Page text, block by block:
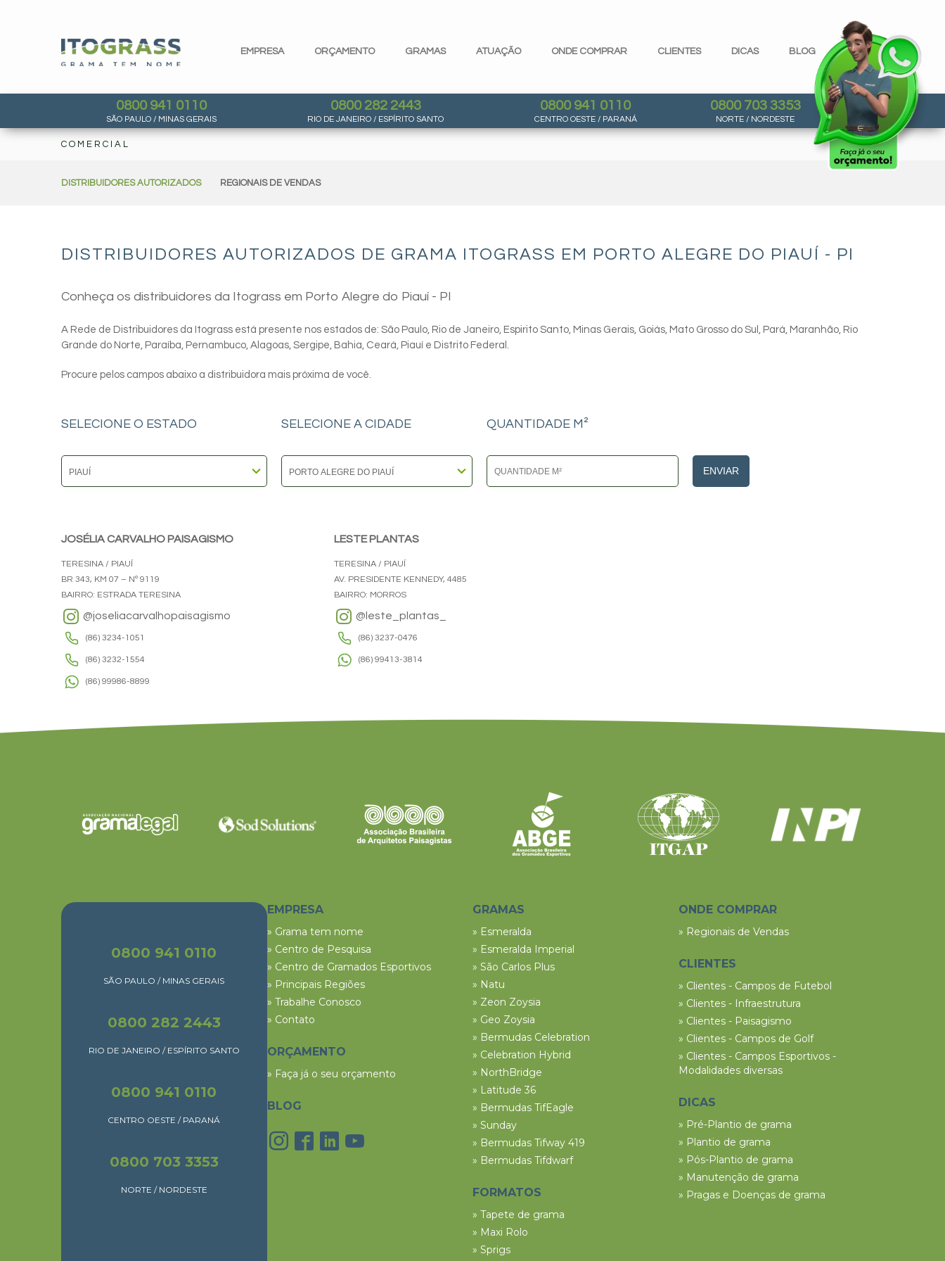
EMPRESA ORÇAMENTO GRAMAS ATUAÇÃO ONDE COMPRAR CLIENTES DICAS BLOG
0800 941 0110
SÃO PAULO / MINAS GERAIS
0800 282 2443
RIO DE JANEIRO / ESPÍRITO SANTO
0800 941 0110
CENTRO OESTE / PARANÁ
0800 703 3353
NORTE / NORDESTE
COMERCIAL
DISTRIBUIDORES AUTORIZADOS REGIONAIS DE VENDAS
DISTRIBUIDORES AUTORIZADOS DE GRAMA ITOGRASS EM PORTO ALEGRE DO PIAUÍ - PI
Conheça os distribuidores da Itograss em Porto Alegre do Piauí - PI
A Rede de Distribuidores da Itograss está presente nos estados de: São Paulo, Rio de Janeiro, Espirito Santo, Minas Gerais, Goiás, Mato Grosso do Sul, Pará, Maranhão, Rio
Grande do Norte, Paraíba, Pernambuco, Alagoas, Sergipe, Bahia, Ceará, Piauí e Distrito Federal.
Procure pelos campos abaixo a distribuidora mais próxima de você.
SELECIONE O ESTADO SELECIONE A CIDADE QUANTIDADE M²
ENVIAR
JOSÉLIA CARVALHO PAISAGISMO
TERESINA / PIAUÍ
BR 343, KM 07 – Nº 9119
BAIRRO: ESTRADA TERESINA
@joseliacarvalhopaisagismo
(86) 3234-1051
(86) 3232-1554
(86) 99986-8899
LESTE PLANTAS
TERESINA / PIAUÍ
AV. PRESIDENTE KENNEDY, 4485
BAIRRO: MORROS
@leste_plantas_
(86) 3237-0476
(86) 99413-3814
0800 941 0110
SÃO PAULO / MINAS GERAIS
0800 282 2443
RIO DE JANEIRO / ESPÍRITO SANTO
0800 941 0110
CENTRO OESTE / PARANÁ
0800 703 3353
NORTE / NORDESTE
EMPRESA
» Grama tem nome
» Centro de Pesquisa
» Centro de Gramados Esportivos
» Principais Regiões
» Trabalhe Conosco
» Contato
ORÇAMENTO
» Faça já o seu orçamento
BLOG
GRAMAS
» Esmeralda
» Esmeralda Imperial
» São Carlos Plus
» Natu
» Zeon Zoysia
» Geo Zoysia
» Bermudas Celebration
» Celebration Hybrid
» NorthBridge
» Latitude 36
» Bermudas TifEagle
» Sunday
» Bermudas Tifway 419
» Bermudas Tifdwarf
FORMATOS
» Tapete de grama
» Maxi Rolo
» Sprigs
ONDE COMPRAR
» Regionais de Vendas
CLIENTES
» Clientes - Campos de Futebol
» Clientes - Infraestrutura
» Clientes - Paisagismo
» Clientes - Campos de Golf
» Clientes - Campos Esportivos -
Modalidades diversas
DICAS
» Pré-Plantio de grama
» Plantio de grama
» Pós-Plantio de grama
» Manutenção de grama
» Pragas e Doenças de grama